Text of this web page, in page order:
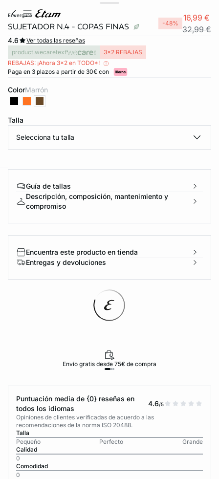
envergure
SUJETADOR N.4 - COPAS FINAS -48%
16,99 €
32,99 €
4.6
Ver todas las reseñas
product.wecaretext
3x2 REBAJAS
REBAJAS: ¡Ahora 3x2 en TODO*!
Paga en 3 plazos a partir de 30€ con
Color marrón
Talla
Selecciona tu talla
Guía de tallas
Descripción, composición, mantenimiento y
compromiso
Encuentra este producto en tienda
Entregas y devoluciones
Envío gratis desde 75€ de compra
Puntuación media de {0} reseñas en
todos los idiomas
4.6/5
Opiniones de clientes verificadas de acuerdo a las
recomendaciones de la norma ISO 20488.
Talla
Pequeño
Perfecto
Grande
Calidad
0
Comodidad
0